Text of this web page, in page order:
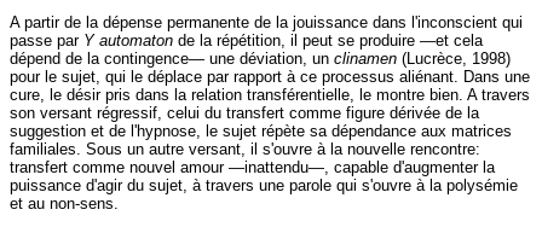
A partir de la dépense permanente de la jouissance dans l'inconscient qui
passe par Y automaton de la répétition, il peut se produire —et cela
dépend de la contingence— une déviation, un clinamen (Lucrèce, 1998)
pour le sujet, qui le déplace par rapport à ce processus aliénant. Dans une
cure, le désir pris dans la relation transférentielle, le montre bien. A travers
son versant régressif, celui du transfert comme figure dérivée de la
suggestion et de l'hypnose, le sujet répète sa dépendance aux matrices
familiales. Sous un autre versant, il s'ouvre à la nouvelle rencontre:
transfert comme nouvel amour —inattendu—, capable d'augmenter la
puissance d'agir du sujet, à travers une parole qui s'ouvre à la polysémie
et au non-sens.